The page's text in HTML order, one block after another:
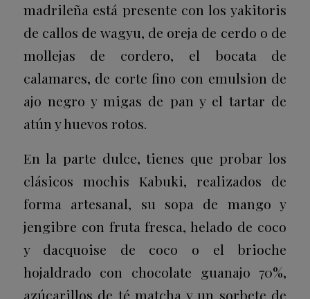
madrileña está presente con los yakitoris
de callos de wagyu, de oreja de cerdo o de
mollejas de cordero, el bocata de
calamares, de corte fino con emulsion de
ajo negro y migas de pan y el tartar de
atún y huevos rotos.
En la parte dulce, tienes que probar los
clásicos mochis Kabuki, realizados de
forma artesanal, su sopa de mango y
jengibre con fruta fresca, helado de coco
y dacquoise de coco o el brioche
hojaldrado con chocolate guanajo 70%,
azúcarillos de té matcha y un sorbete de